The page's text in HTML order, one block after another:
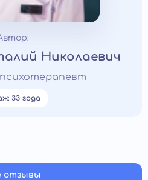
Николаевич
33 года
отзывы